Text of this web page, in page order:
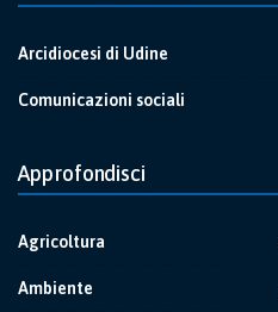
Arcidiocesi di Udine
Comunicazioni sociali
Approfondisci
Agricoltura
Ambiente